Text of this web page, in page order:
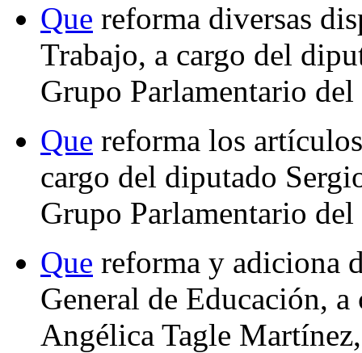
Que reforma diversas
Trabajo, a cargo del
Grupo Parlamentario
Que reforma los
cargo del diputado
Grupo Parlamentario
Que reforma y adiciona
General de Educación,
Angélica Tagle